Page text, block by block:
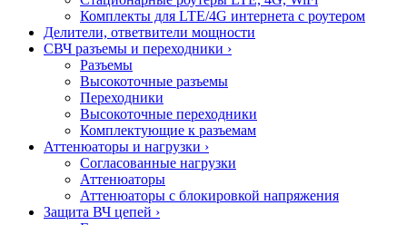
Комплекты для LTE/4G интернета с роутером
Делители, ответвители мощности
СВЧ разъемы и переходники ›
Разъемы
Высокоточные разъемы
Переходники
Высокоточные переходники
Комплектующие к разъемам
Аттенюаторы и нагрузки ›
Согласованные нагрузки
Аттенюаторы
Аттенюаторы с блокировкой напряжения
Защита ВЧ цепей ›